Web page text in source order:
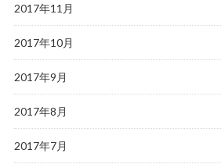
2017年11月
2017年10月
2017年9月
2017年8月
2017年7月